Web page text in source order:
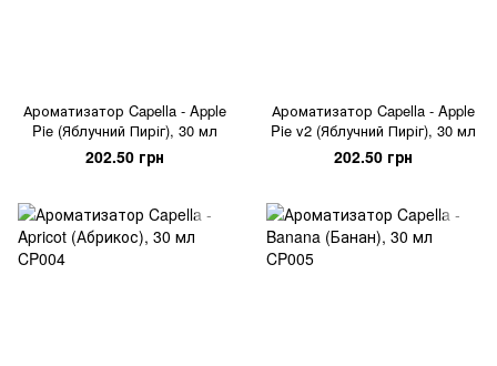
Ароматизатор Capella - Apple
Pie (Яблучний Пиріг), 30 мл
202.50 грн
Ароматизатор Capella - Apple
Pie v2 (Яблучний Пиріг), 30 мл
202.50 грн